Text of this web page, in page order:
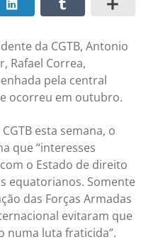
da CGTB, Antonio
Rafael Correa,
pela central
ocorreu em outubro.
esta semana, o
que “interesses
o Estado de direito
equatorianos. Somente
das Forças Armadas
evitaram que
numa luta fraticida”.